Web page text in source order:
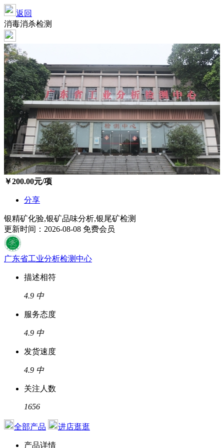
返回
消毒消杀检测
￥200.00元/项
分享
银精矿化验,银矿品味分析,银尾矿检测
更新时间：2026-08-08 免费会员
广东省工业分析检测中心
描述相符
4.9 中
服务态度
4.9 中
发货速度
4.9 中
关注人数
1656
全部产品 进店逛逛
产品详情